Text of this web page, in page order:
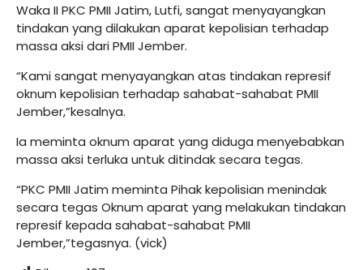
Waka II PKC PMII Jatim, Lutfi, sangat menyayangkan
tindakan yang dilakukan aparat kepolisian terhadap
massa aksi dari PMII Jember.
“Kami sangat menyayangkan atas tindakan represif
oknum kepolisian terhadap sahabat-sahabat PMII
Jember,”kesalnya.
Ia meminta oknum aparat yang diduga menyebabkan
massa aksi terluka untuk ditindak secara tegas.
“PKC PMII Jatim meminta Pihak kepolisian menindak
secara tegas Oknum aparat yang melakukan tindakan
represif kepada sahabat-sahabat PMII
Jember,”tegasnya. (vick)